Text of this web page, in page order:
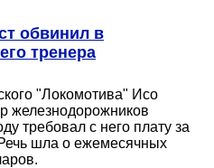
обвинил в
тренера
"Локомотива" Исо
железнодорожников
требовал с него плату за
шла о ежемесячных